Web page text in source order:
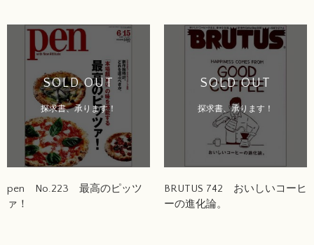
SOLD OUT
探求書、承ります！
pen No.223 最高のピッツ
ァ！
SOLD OUT
探求書、承ります！
BRUTUS 742 おいしいコーヒ
ーの進化論。